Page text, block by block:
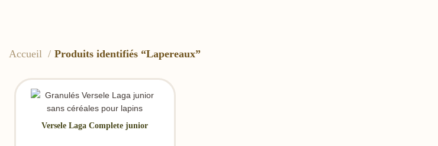
Accueil Produits identifiés “Lapereaux”
Versele Laga Complete junior